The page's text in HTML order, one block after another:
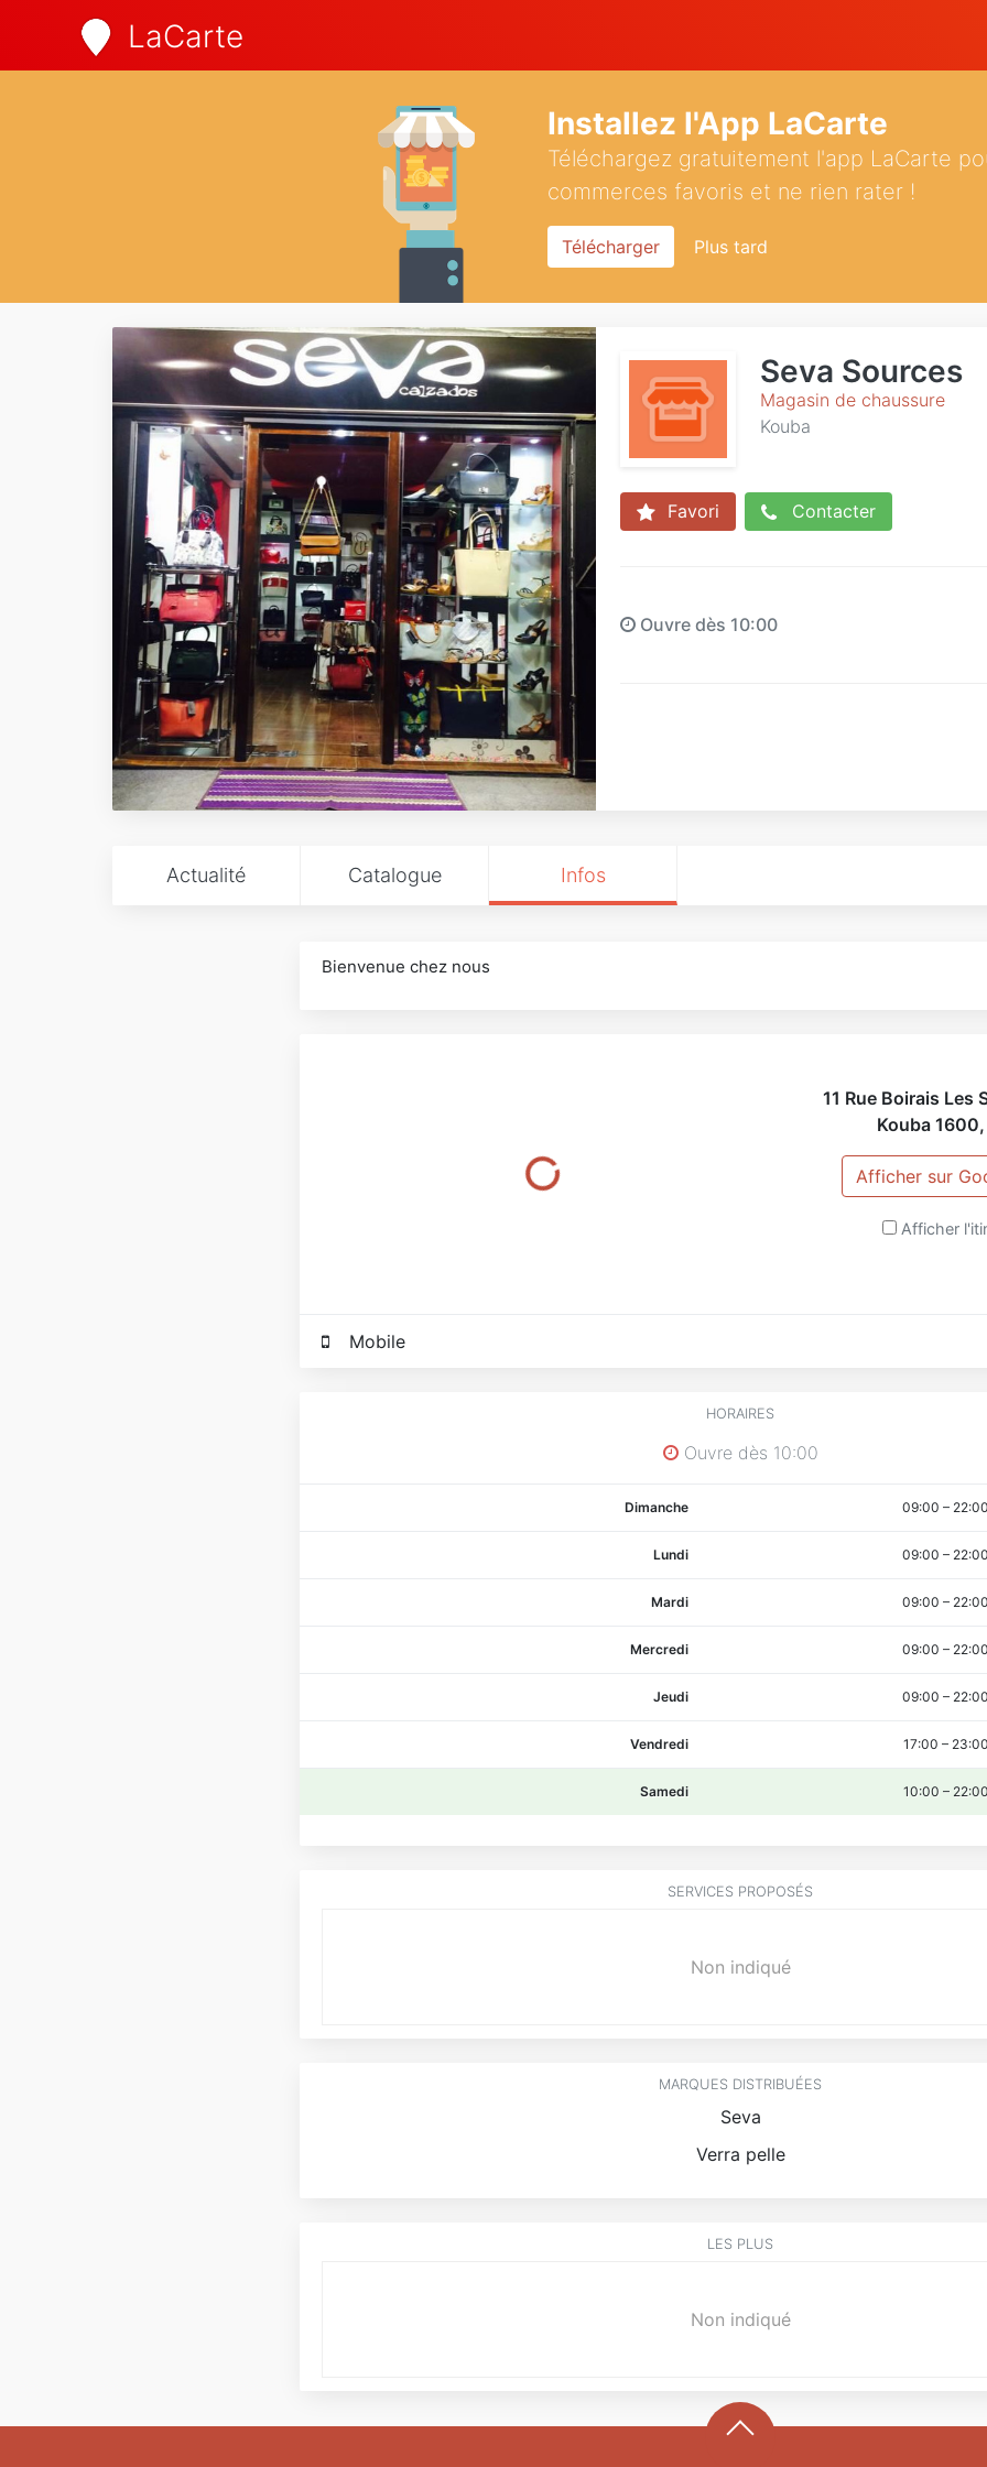
LaCarte
Installez l'App LaCarte
Téléchargez gratuitement l'app LaCarte
commerces favoris et ne rien rater !
Télécharger Plus tard
Seva Sources
Magasin de chaussure
Kouba
Favori Contacter
Ouvre dès 10:00
Actualité Catalogue Infos
Bienvenue chez nous
11 Rue Boirais Les
Kouba 1600
Afficher sur
Afficher
Mobile
HORAIRES
Ouvre dès 10:00
Dimanche 09:00 –
Lundi 09:00 –
Mardi 09:00 –
Mercredi 09:00 –
Jeudi 09:00 –
Vendredi 17:00 –
Samedi 10:00 –
SERVICES PROPOSÉS
Non indiqué
MARQUES DISTRIBUÉES
Seva
Verra pelle
LES PLUS
Non indiqué